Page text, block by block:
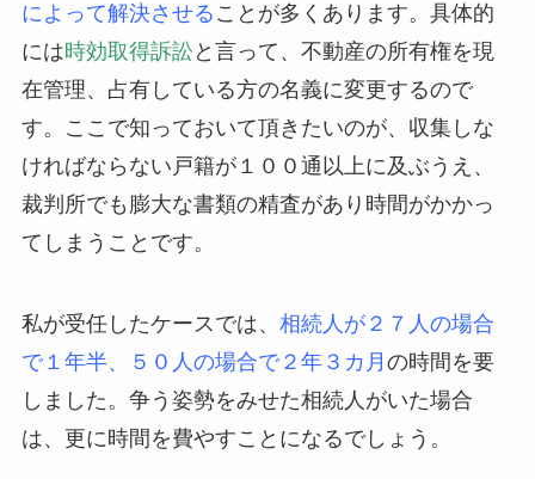
によって解決させる ことが多くあります。具体的
には時効取得訴訟 と言って、不動産の所有権を現
在管理、占有している方の名義に変更するので
す。ここで知っておいて頂きたいのが、収集しな
ければならない戸籍が１００通以上に及ぶうえ、
裁判所でも膨大な書類の精査があり時間がかかっ
てしまうことです。
私が受任したケースでは、 相続人が２７人の場合
で１年半、５０人の場合で２年３カ月 の時間を要
しました。争う姿勢をみせた相続人がいた場合
は、更に時間を費やすことになるでしょう。